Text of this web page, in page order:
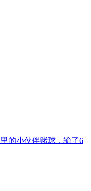
的小伙伴赌球，输了6